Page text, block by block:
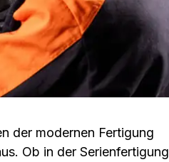
der modernen Fertigung
Ob in der Serienfertigung